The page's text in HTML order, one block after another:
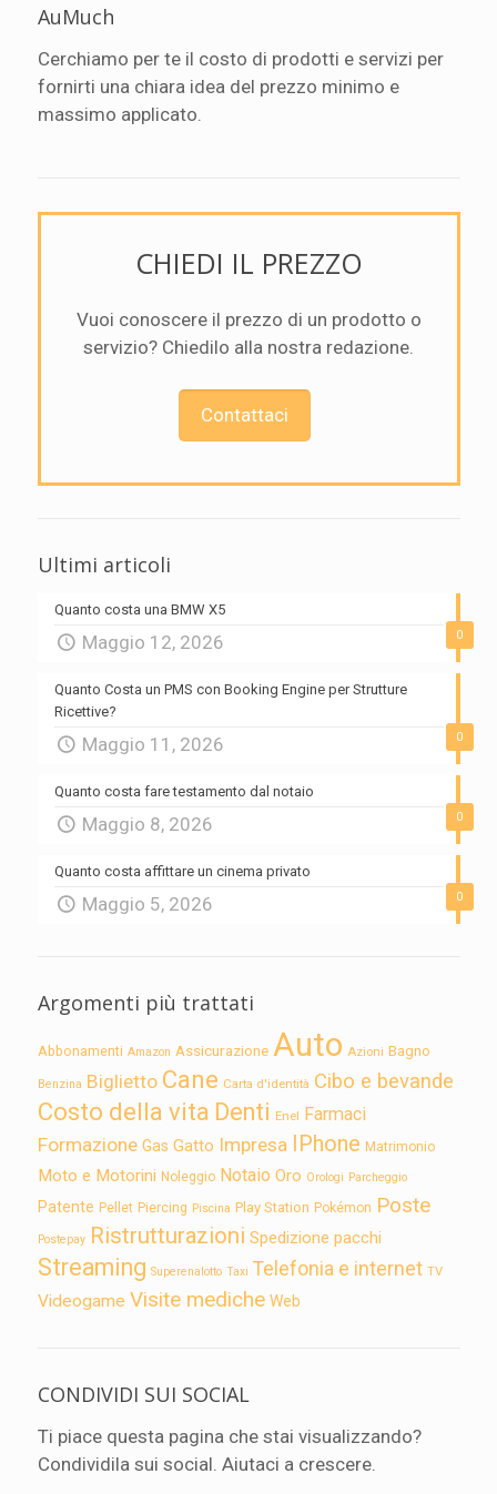
AuMuch
Cerchiamo per te il costo di prodotti e servizi per
fornirti una chiara idea del prezzo minimo e
massimo applicato.
CHIEDI IL PREZZO
Vuoi conoscere il prezzo di un prodotto o
servizio? Chiedilo alla nostra redazione.
Contattaci
Ultimi articoli
0
Quanto costa una BMW X5
Maggio 12, 2026
0
Quanto Costa un PMS con Booking Engine per Strutture
Ricettive?
Maggio 11, 2026
0
Quanto costa fare testamento dal notaio
Maggio 8, 2026
0
Quanto costa affittare un cinema privato
Maggio 5, 2026
Argomenti più trattati
Abbonamenti Amazon Assicurazione Auto Azioni Bagno
Benzina Biglietto Cane Carta d'identità Cibo e bevande
Costo della vita Denti Enel Farmaci
Formazione Gas Gatto Impresa IPhone Matrimonio
Moto e Motorini Noleggio Notaio Oro Orologi Parcheggio
Patente Pellet Piercing Piscina Play Station Pokémon Poste
Postepay Ristrutturazioni Spedizione pacchi
Streaming Superenalotto Taxi Telefonia e internet TV
Videogame Visite mediche Web
CONDIVIDI SUI SOCIAL
Ti piace questa pagina che stai visualizzando?
Condividila sui social. Aiutaci a crescere.